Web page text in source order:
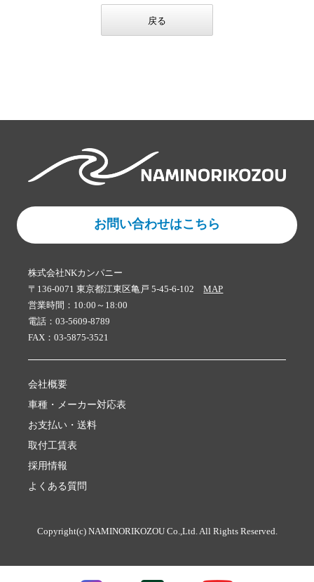
戻る
お問い合わせはこちら
株式会社NKカンパニー
〒136-0071 東京都江東区亀戸 5-45-6-102MAP
営業時間：10:00～18:00
電話：03-5609-8789
FAX：03-5875-3521
会社概要
車種・メーカー対応表
お支払い・送料
取付工賃表
採用情報
よくある質問
Copyright(c) NAMINORIKOZOU Co.,Ltd. All Rights Reserved.